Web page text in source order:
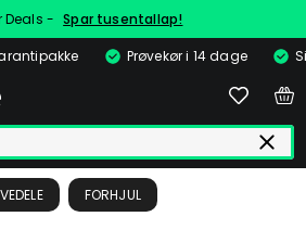
Deals - Spar tusentallap!
Prøvekør i 14 dage
FORHJUL